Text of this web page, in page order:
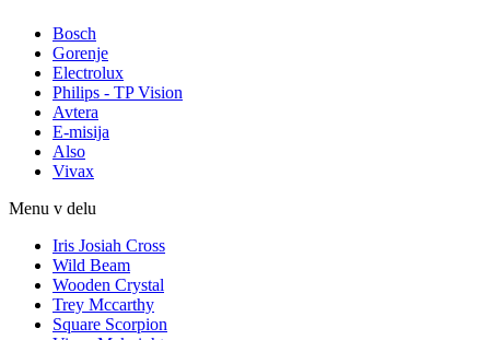
Bosch
Gorenje
Electrolux
Philips - TP Vision
Avtera
E-misija
Also
Vivax
Menu v delu
Iris Josiah Cross
Wild Beam
Wooden Crystal
Trey Mccarthy
Square Scorpion